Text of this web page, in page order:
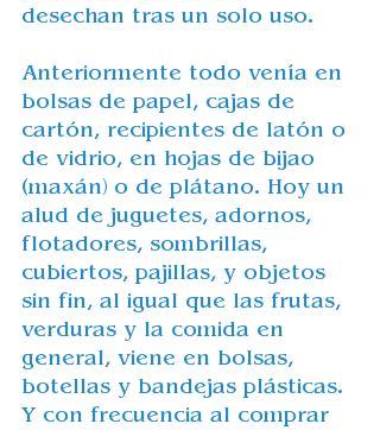
desechan tras un solo uso.
Anteriormente todo venía en
bolsas de papel, cajas de
cartón, recipientes de latón o
de vidrio, en hojas de bijao
(maxán) o de plátano. Hoy un
alud de juguetes, adornos,
flotadores, sombrillas,
cubiertos, pajillas, y objetos
sin fin, al igual que las frutas,
verduras y la comida en
general, viene en bolsas,
botellas y bandejas plásticas.
Y con frecuencia al comprar